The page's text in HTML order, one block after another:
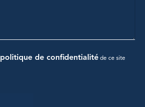
politique de confidentialité de ce site